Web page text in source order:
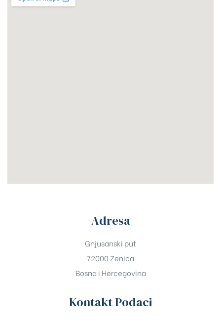
Adresa
Gnjusanski put
72000 Zenica
Bosna i Hercegovina
Kontakt Podaci